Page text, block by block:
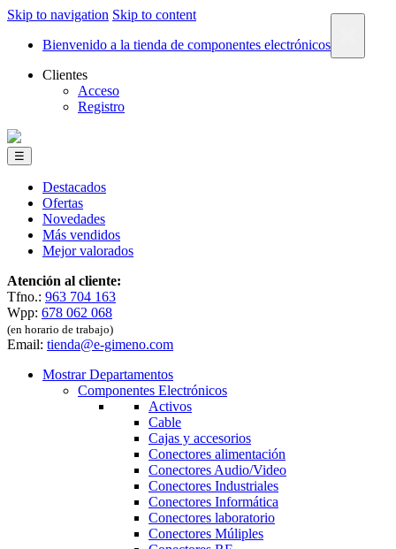
Skip to navigation Skip to content
Bienvenido a la tienda de componentes electrónicos
Clientes
Acceso
Registro
☰
Destacados
Ofertas
Novedades
Más vendidos
Mejor valorados
Atención al cliente:
Tfno.: 963 704 163
Wpp: 678 062 068
(en horario de trabajo)
Email: tienda@e-gimeno.com
Mostrar Departamentos
Componentes Electrónicos
Activos
Cable
Cajas y accesorios
Conectores alimentación
Conectores Audio/Video
Conectores Industriales
Conectores Informática
Conectores laboratorio
Conectores Múliples